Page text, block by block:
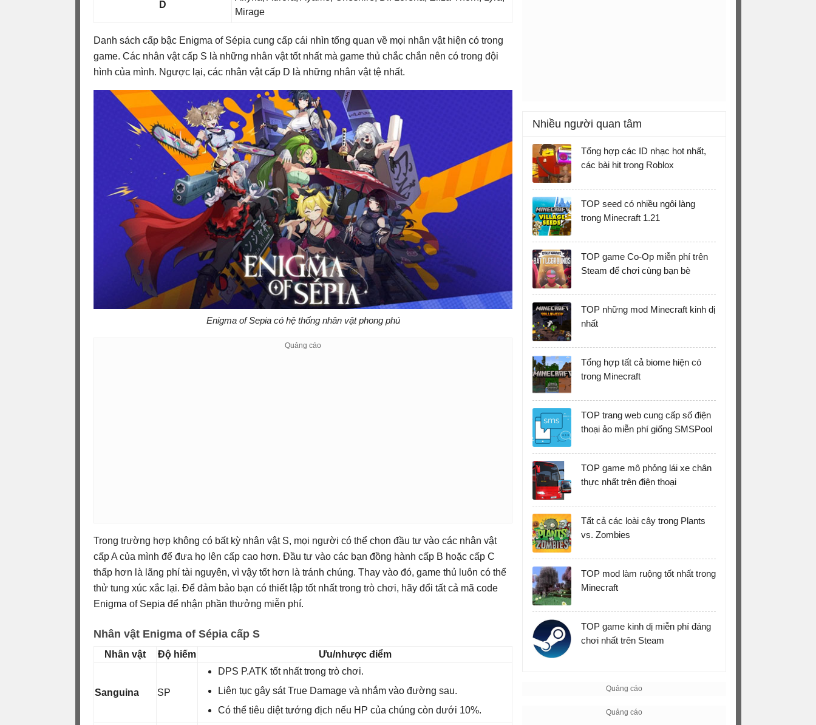
D
Mirage
Danh sách cấp bậc Enigma of Sépia cung cấp cái nhìn tổng quan về mọi nhân vật hiện có trong
game. Các nhân vật cấp S là những nhân vật tốt nhất mà game thủ chắc chắn nên có trong đội
hình của mình. Ngược lại, các nhân vật cấp D là những nhân vật tệ nhất.
Enigma of Sepia có hệ thống nhân vật phong phú
Trong trường hợp không có bất kỳ nhân vật S, mọi người có thể chọn đầu tư vào các nhân vật
cấp A của mình để đưa họ lên cấp cao hơn. Đầu tư vào các bạn đồng hành cấp B hoặc cấp C
thấp hơn là lãng phí tài nguyên, vì vậy tốt hơn là tránh chúng. Thay vào đó, game thủ luôn có thể
thử tung xúc xắc lại. Để đảm bảo bạn có thiết lập tốt nhất trong trò chơi, hãy đổi tất cả mã code
Enigma of Sepia để nhận phần thưởng miễn phí.
Nhân vật Enigma of Sépia cấp S
Nhân vật Độ hiếm Ưu/nhược điểm
Sanguina SP
DPS P.ATK tốt nhất trong trò chơi.
Liên tục gây sát True Damage và nhắm vào đường sau.
Có thể tiêu diệt tướng địch nếu HP của chúng còn dưới 10%.
Nhiều người quan tâm
Tổng hợp các ID nhạc hot nhất,
các bài hit trong Roblox
TOP seed có nhiều ngôi làng
trong Minecraft 1.21
TOP game Co-Op miễn phí trên
Steam để chơi cùng bạn bè
TOP những mod Minecraft kinh dị
nhất
Tổng hợp tất cả biome hiện có
trong Minecraft
TOP trang web cung cấp số điện
thoại ảo miễn phí giống SMSPool
TOP game mô phỏng lái xe chân
thực nhất trên điện thoại
Tất cả các loài cây trong Plants
vs. Zombies
TOP mod làm ruộng tốt nhất trong
Minecraft
TOP game kinh dị miễn phí đáng
chơi nhất trên Steam